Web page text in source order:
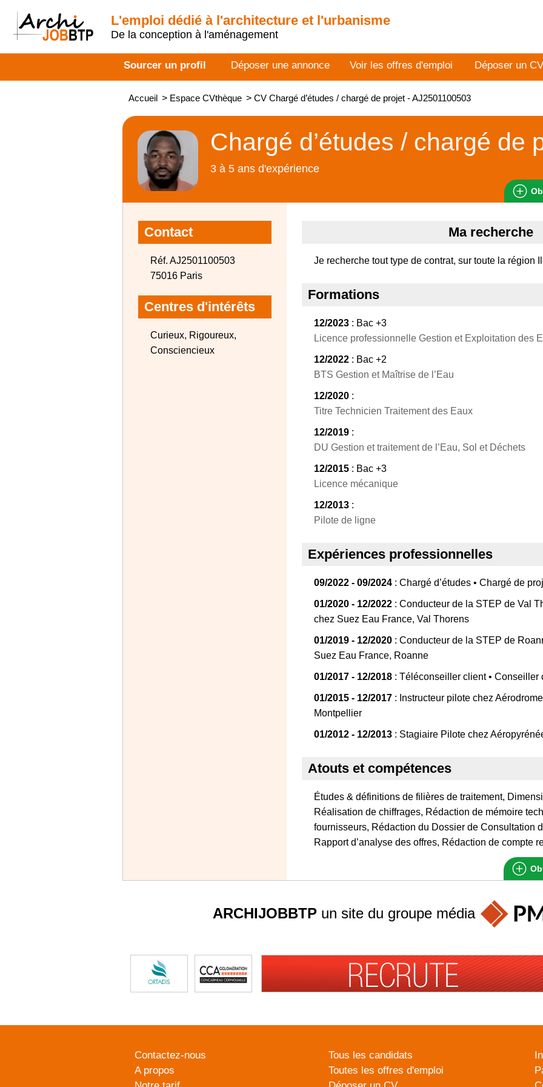
L'emploi dédié à l'architecture et l'urbanisme
De la conception à l'aménagement
Sourcer un profil Déposer une annonce Voir les offres d'emploi Déposer un CV
Accueil > Espace CVthèque > CV Chargé d’études / chargé de projet - AJ2501100503
Chargé d’études / chargé de
3 à 5 ans d'expérience
Contact
Réf. AJ2501100503
75016 Paris
Centres d'intérêts
Curieux, Rigoureux,
Consciencieux
Ma recherche
Je recherche tout type de contrat, sur toute la région
Formations
12/2023 : Bac +3
Licence professionnelle Gestion et Exploitation des
12/2022 : Bac +2
BTS Gestion et Maîtrise de l’Eau
12/2020 :
Titre Technicien Traitement des Eaux
12/2019 :
DU Gestion et traitement de l’Eau, Sol et Déchets
12/2015 : Bac +3
Licence mécanique
12/2013 :
Pilote de ligne
Expériences professionnelles
09/2022 - 09/2024 : Chargé d’études • Chargé de
01/2020 - 12/2022 : Conducteur de la STEP de Val
chez Suez Eau France, Val Thorens
01/2019 - 12/2020 : Conducteur de la STEP de
Suez Eau France, Roanne
01/2017 - 12/2018 : Téléconseiller client • Conseiller
01/2015 - 12/2017 : Instructeur pilote chez
Montpellier
01/2012 - 12/2013 : Stagiaire Pilote chez
Atouts et compétences
Études & définitions de filières de traitement,
Réalisation de chiffrages, Rédaction de mémoire
fournisseurs, Rédaction du Dossier de Consultation
Rapport d’analyse des offres, Rédaction de compte
ARCHIJOBBTPun site du groupe média
Contactez-nous
A propos
Tous les candidats
Toutes les offres d'emploi